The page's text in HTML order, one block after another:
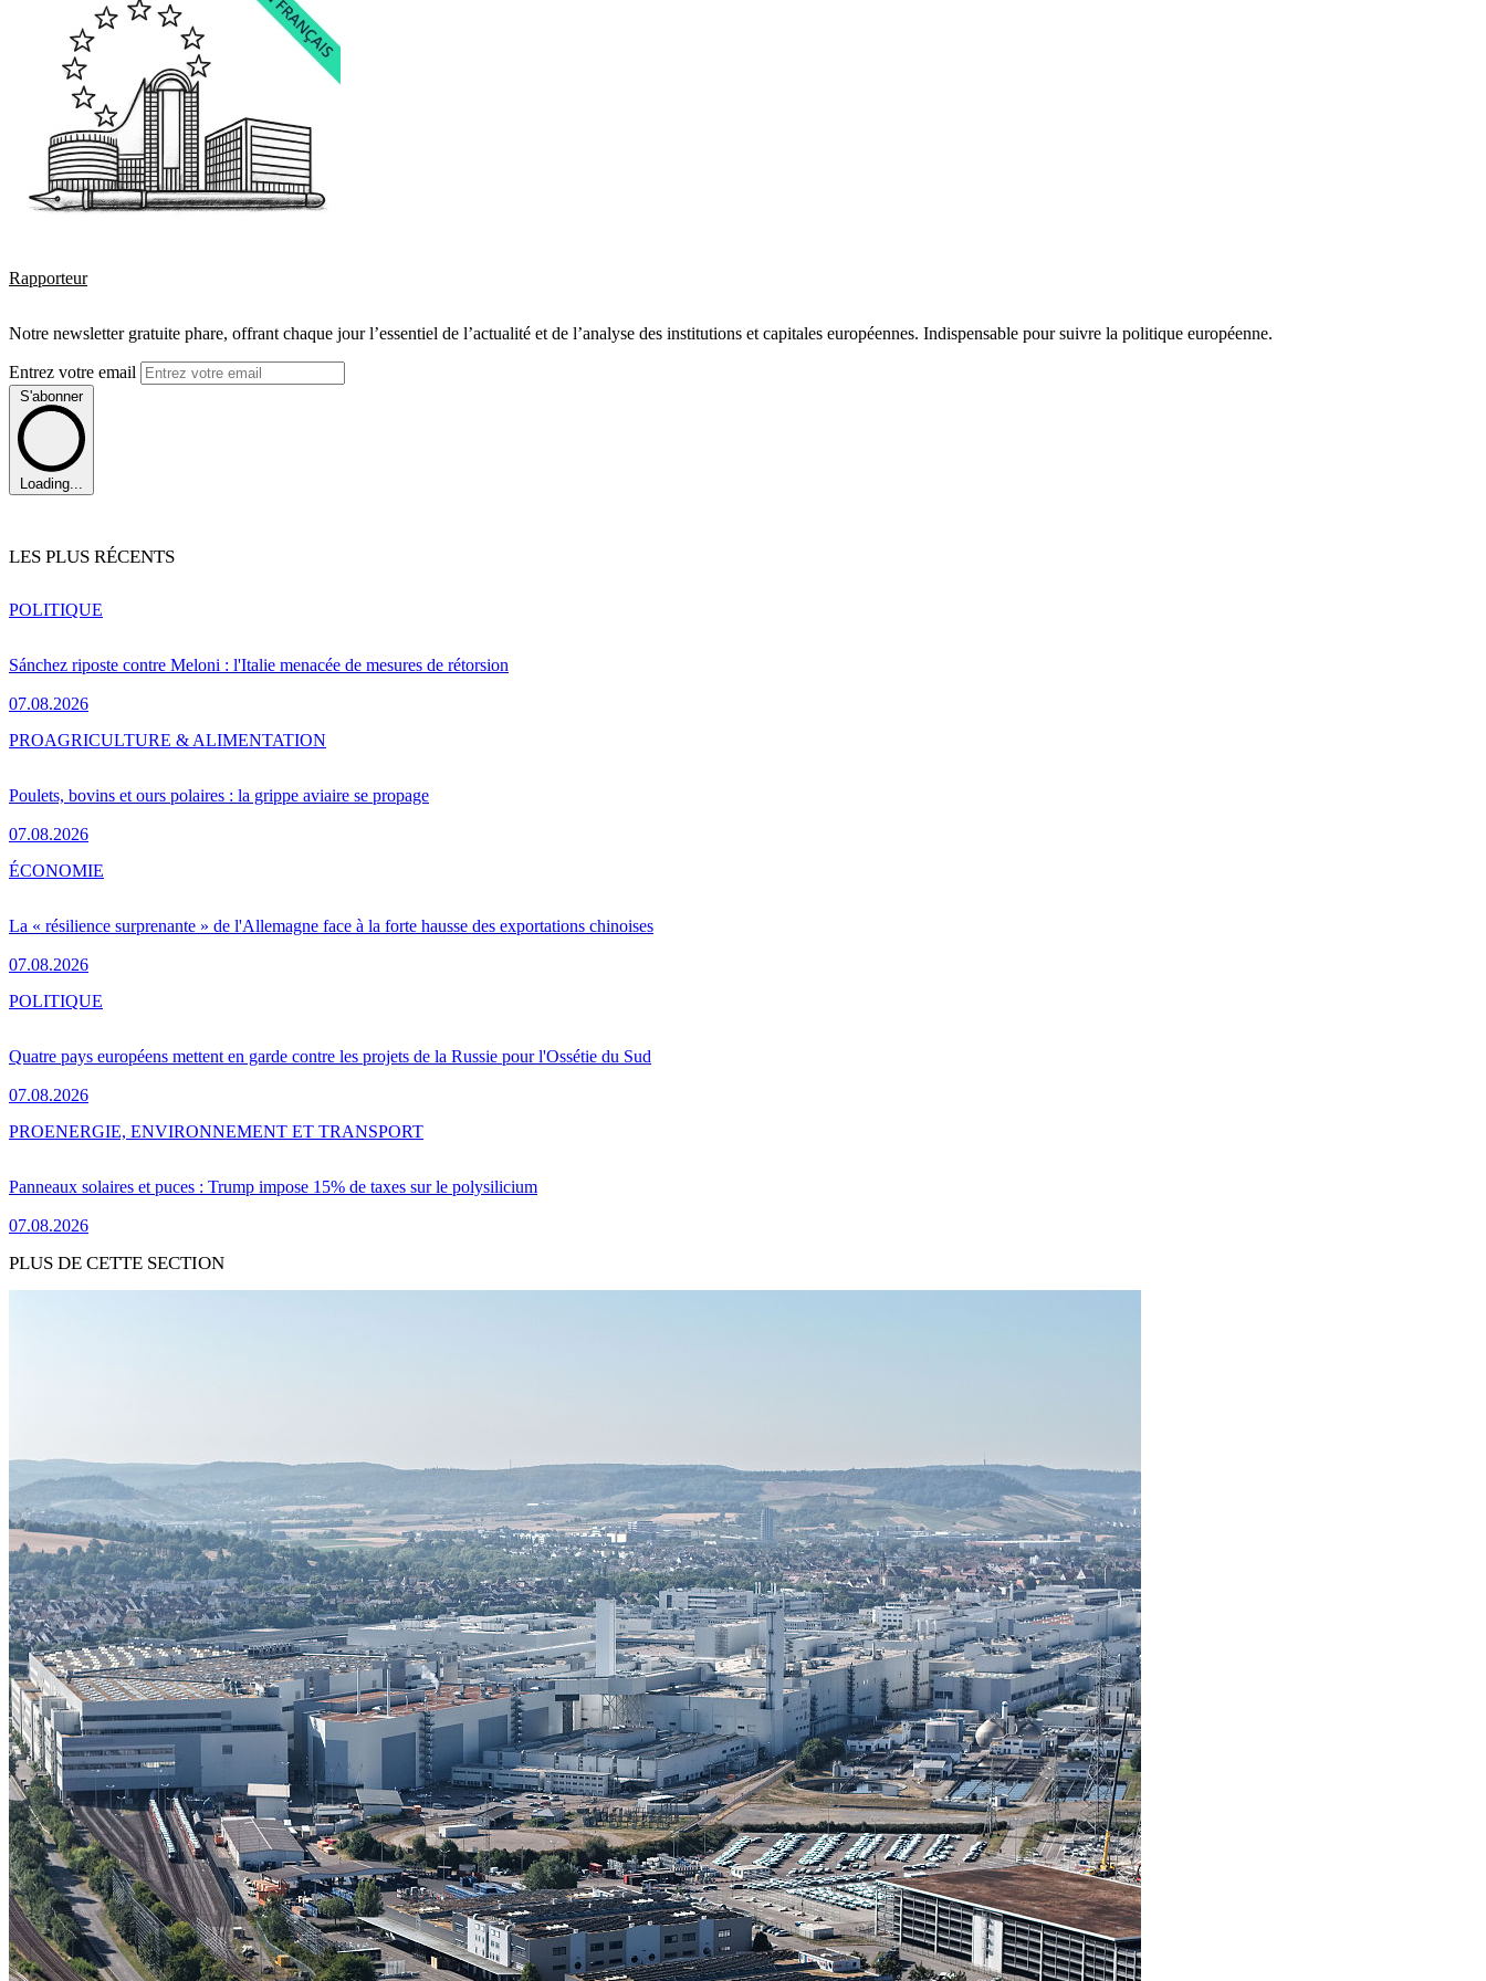
Rapporteur
Notre newsletter gratuite phare, offrant chaque jour l’essentiel de l’actualité et de l’analyse des institutions et capitales européennes. Indispensable pour suivre la politique européenne.
Entrez votre email
S'abonner
Loading...
LES PLUS RÉCENTS
Sánchez riposte contre Meloni : l'Italie menacée de mesures de rétorsion
07.08.2026
POLITIQUE
Poulets, bovins et ours polaires : la grippe aviaire se propage
07.08.2026
PROAGRICULTURE & ALIMENTATION
La « résilience surprenante » de l'Allemagne face à la forte hausse des exportations chinoises
07.08.2026
ÉCONOMIE
Quatre pays européens mettent en garde contre les projets de la Russie pour l'Ossétie du Sud
07.08.2026
POLITIQUE
Panneaux solaires et puces : Trump impose 15% de taxes sur le polysilicium
07.08.2026
PROENERGIE, ENVIRONNEMENT ET TRANSPORT
PLUS DE CETTE SECTION